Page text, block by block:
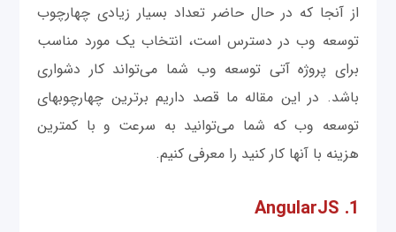
از آنجا که در حال حاضر تعداد بسیار زیادی چهارچوب
توسعه وب در دسترس است، انتخاب یک مورد مناسب
برای پروژه آتی توسعه وب شما می‌تواند کار دشواری
باشد. در این مقاله ما قصد داریم برترين چهارچوب‎های
توسعه وب که شما می‌توانید به سرعت و با کمترین
هزینه با آنها کار کنید را معرفی کنیم.
1. AngularJS